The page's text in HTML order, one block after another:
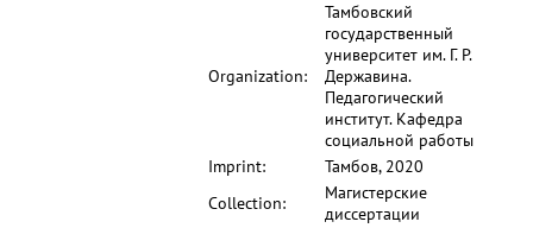
Organization:
Тамбовский
государственный
университет им. Г. Р.
Державина.
Педагогический
институт. Кафедра
социальной работы
Imprint:
Тамбов, 2020
Collection:
Магистерские
диссертации